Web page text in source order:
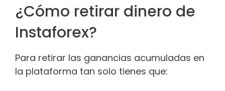
¿Cómo retirar dinero de
Instaforex?
Para retirar las ganancias acumuladas en
la plataforma tan solo tienes que: